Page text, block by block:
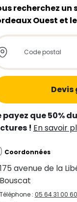
le
enfant
recherchez un
Ouest et
locator
payez que 50%
! En savoir
Coordonnées
175 avenue de la
Bouscat
Téléphone : 05 64 31 00 60